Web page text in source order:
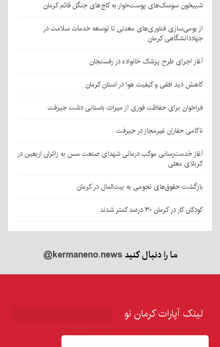
شبیخون سوسک‌های پوست‌خوار به کاج‌های جنگل قائم کرمان
از بومی‌سازی فناوری‌های معدنی تا توسعه خدمات سلامت در
جهاددانشگاهی کرمان
آغاز اجرای طرح پزشک خانواده در رفسنجان
کاهش دید افقی و کیفیت هوا در استان کرمان
فراخوان برای حفاظت فوری از میراث باستانی دشت جیرفت
ناکامی حفاران غیرمجاز در جیرفت
آغاز خدمت‌رسانی موکب درمانی شهدای صنعت مس به زائران اربعین در
کربلای معلی
بازگشت حقوق‌های نجومی به بیت‌المال در کرمان
کودکان کار در کرمان ۳۰ درصد کمتر شدند
ما را دنبال کنید@kermaneno.news
لینک آپارات کرمان نو